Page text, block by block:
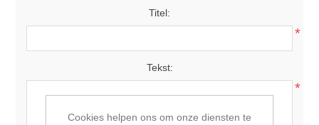
Titel:
*
Tekst:
*
Cookies helpen ons om onze diensten te